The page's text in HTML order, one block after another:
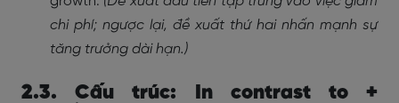
chi phí; ngược lại, đề xuất thứ hai nhấn mạnh sự
tăng trưởng dài hạn.)
2.3. Cấu trúc: In contrast to +